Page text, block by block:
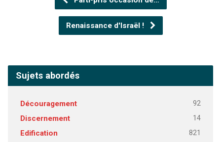
Renaissance d'Israël !
Sujets abordés
Découragement 92
Discernement 14
Edification 821